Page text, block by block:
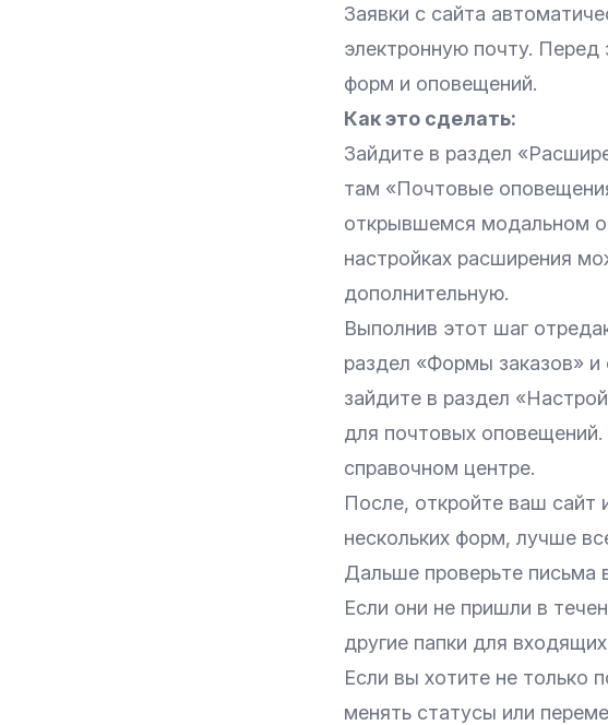
Заявки с сайта
электронную почту.
форм и оповещений.
Как это сделать:
Зайдите в раздел
там «Почтовые
открывшемся модальном
настройках расширения
дополнительную.
Выполнив этот шаг
раздел «Формы заказов» и
зайдите в раздел
для почтовых оповещений.
справочном центре.
После, откройте ваш сайт
нескольких форм, лучше
Дальше проверьте письма
Если они не пришли в
другие папки для
Если вы хотите не только
менять статусы или